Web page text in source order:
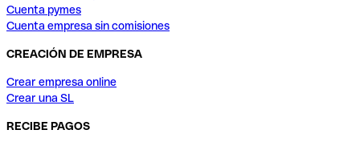
Cuenta pymes
Cuenta empresa sin comisiones
CREACIÓN DE EMPRESA
Crear empresa online
Crear una SL
RECIBE PAGOS